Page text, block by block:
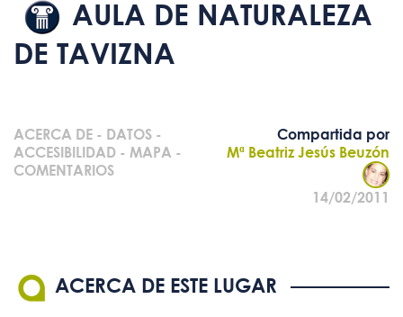
AULA DE NATURALEZA
DE TAVIZNA
ACERCA DE - DATOS -
ACCESIBILIDAD - MAPA -
COMENTARIOS
Compartida por
Mª Beatriz Jesús Beuzón
14/02/2011
ACERCA DE ESTE LUGAR